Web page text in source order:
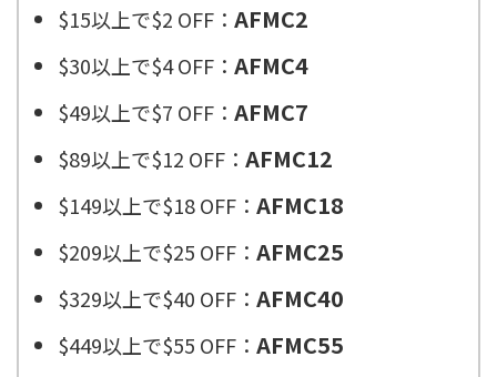
$15以上で$2 OFF： AFMC2
$30以上で$4 OFF： AFMC4
$49以上で$7 OFF： AFMC7
$89以上で$12 OFF： AFMC12
$149以上で$18 OFF： AFMC18
$209以上で$25 OFF： AFMC25
$329以上で$40 OFF： AFMC40
$449以上で$55 OFF： AFMC55